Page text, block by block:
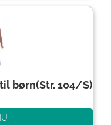
børn(Str. 104/S)